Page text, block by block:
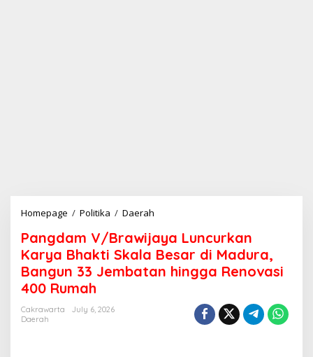
Homepage / Politika / Daerah
n
g
d
a
Pangdam V/Brawijaya Luncurkan
Karya Bhakti Skala Besar di Madura,
Bangun 33 Jembatan hingga Renovasi
400 Rumah
Cakrawarta
July 6, 2026
Daerah